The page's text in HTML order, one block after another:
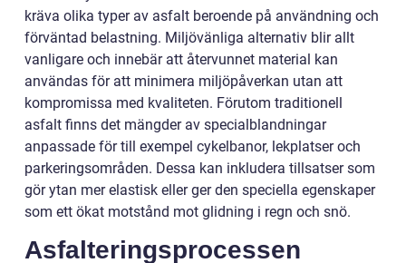
kräva olika typer av asfalt beroende på användning och
förväntad belastning. Miljövänliga alternativ blir allt
vanligare och innebär att återvunnet material kan
användas för att minimera miljöpåverkan utan att
kompromissa med kvaliteten. Förutom traditionell
asfalt finns det mängder av specialblandningar
anpassade för till exempel cykelbanor, lekplatser och
parkeringsområden. Dessa kan inkludera tillsatser som
gör ytan mer elastisk eller ger den speciella egenskaper
som ett ökat motstånd mot glidning i regn och snö.
Asfalteringsprocessen